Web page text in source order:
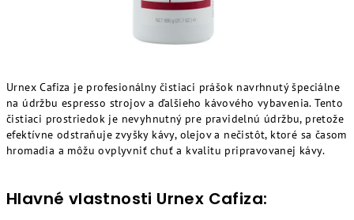
Urnex Cafiza je profesionálny čistiaci prášok navrhnutý špeciálne
na údržbu espresso strojov a ďalšieho kávového vybavenia. Tento
čistiaci prostriedok je nevyhnutný pre pravidelnú údržbu, pretože
efektívne odstraňuje zvyšky kávy, olejov a nečistôt, ktoré sa časom
hromadia a môžu ovplyvniť chuť a kvalitu pripravovanej kávy.
Hlavné vlastnosti Urnex Cafiza: